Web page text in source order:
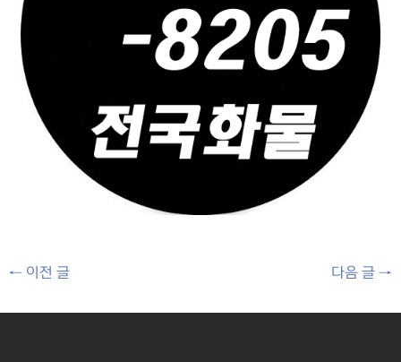
← 이전 글 다음 글 →